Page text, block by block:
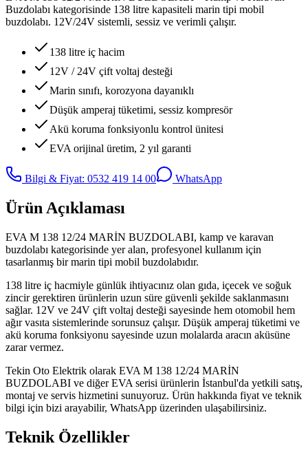
Buzdolabı kategorisinde 138 litre kapasiteli marin tipi mobil
buzdolabı. 12V/24V sistemli, sessiz ve verimli çalışır.
138 litre iç hacim
12V / 24V çift voltaj desteği
Marin sınıfı, korozyona dayanıklı
Düşük amperaj tüketimi, sessiz kompresör
Akü koruma fonksiyonlu kontrol ünitesi
EVA orijinal üretim, 2 yıl garanti
Bilgi & Fiyat: 0532 419 14 00 WhatsApp
Ürün Açıklaması
EVA M 138 12/24 MARİN BUZDOLABI, kamp ve karavan
buzdolabı kategorisinde yer alan, profesyonel kullanım için
tasarlanmış bir marin tipi mobil buzdolabıdır.
138 litre iç hacmiyle günlük ihtiyacınız olan gıda, içecek ve soğuk
zincir gerektiren ürünlerin uzun süre güvenli şekilde saklanmasını
sağlar. 12V ve 24V çift voltaj desteği sayesinde hem otomobil hem
ağır vasıta sistemlerinde sorunsuz çalışır. Düşük amperaj tüketimi ve
akü koruma fonksiyonu sayesinde uzun molalarda aracın aküsüne
zarar vermez.
Tekin Oto Elektrik olarak EVA M 138 12/24 MARİN
BUZDOLABI ve diğer EVA serisi ürünlerin İstanbul'da yetkili satış,
montaj ve servis hizmetini sunuyoruz. Ürün hakkında fiyat ve teknik
bilgi için bizi arayabilir, WhatsApp üzerinden ulaşabilirsiniz.
Teknik Özellikler